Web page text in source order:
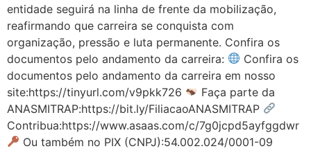
entidade seguirá na linha de frente da mobilização,
reafirmando que carreira se conquista com
organização, pressão e luta permanente. Confira os
documentos pelo andamento da carreira:
Confira os
documentos pelo andamento da carreira em nosso
site:https://tinyurl.com/v9pkk726
Faça parte da
ANASMITRAP:https://bit.ly/FiliacaoANASMITRAP
Contribua:https://www.asaas.com/c/7g0jcpd5ayfggdwr
Ou também no PIX (CNPJ):54.002.024/0001-09